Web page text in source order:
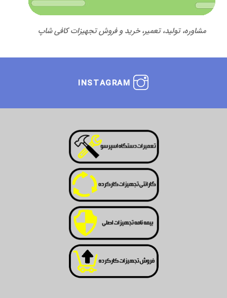
مشاوره، تولید، تعمیر، خرید و فروش تجهیزات کافی شاپ
INSTAGRAM